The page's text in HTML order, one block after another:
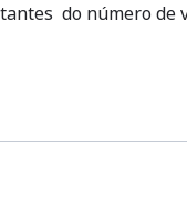
do número de